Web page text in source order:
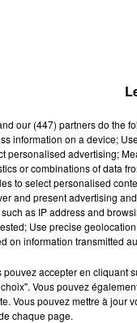
our (447) partnersdo the
information on a device;
personalised advertising;
or combinations of data
to select personalised
and present advertising
as IP address and
Use precise
on information transmitted
pouvez accepter en cliquant
Vous pouvez
Vous pouvez mettre à jour
chaque page.